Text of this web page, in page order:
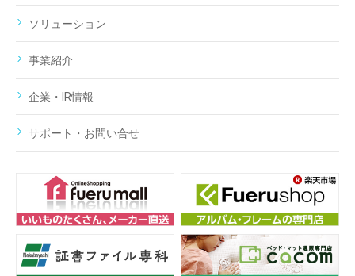
ソリューション
事業紹介
企業・IR情報
サポート・お問い合せ